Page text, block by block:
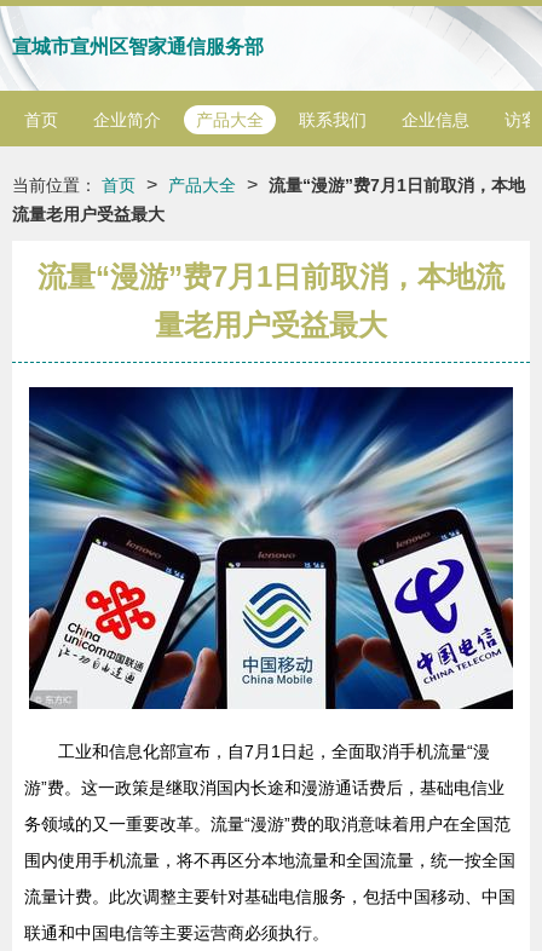
宣城市宣州区智家通信服务部
首页 企业简介 产品大全 联系我们 企业信息 访客
当前位置： 首页 > 产品大全 > 流量“漫游”费7月1日前取消，本地
流量老用户受益最大
流量“漫游”费7月1日前取消，本地流
量老用户受益最大
工业和信息化部宣布，自7月1日起，全面取消手机流量“漫
游”费。这一政策是继取消国内长途和漫游通话费后，基础电信业
务领域的又一重要改革。流量“漫游”费的取消意味着用户在全国范
围内使用手机流量，将不再区分本地流量和全国流量，统一按全国
流量计费。此次调整主要针对基础电信服务，包括中国移动、中国
联通和中国电信等主要运营商必须执行。